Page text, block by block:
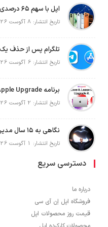
تاریخ انتشار: 8 آگوست 2026
تلگرام پس از حذف
تاریخ انتشار: 6 آگوست 2026
تاریخ انتشار: 2 آگوست 2026
نگاهی به ۱۵ سال مدیریت تیم کوک در اپل
تاریخ انتشار: 1 آگوست 2026
دسترسی سریع
درباره ما
فروشگاه اپل اِن آی سی
قیمت روز محصولات اپل